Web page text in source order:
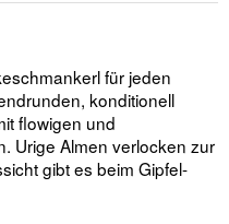
für jeden
konditionell
flowigen und
Urige Almen verlocken zur
gibt es beim Gipfel-